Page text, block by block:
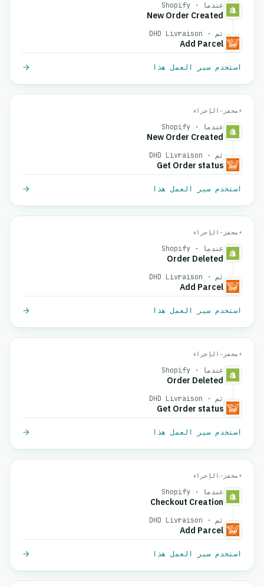
عندما · Shopify
New Order Created
ثم · DHD Livraison
Add Parcel
استخدم سير العمل هذا
⚡ محفز →الإجراء
عندما · Shopify
New Order Created
ثم · DHD Livraison
Get Order status
استخدم سير العمل هذا
⚡ محفز →الإجراء
عندما · Shopify
Order Deleted
ثم · DHD Livraison
Add Parcel
استخدم سير العمل هذا
⚡ محفز →الإجراء
عندما · Shopify
Order Deleted
ثم · DHD Livraison
Get Order status
استخدم سير العمل هذا
⚡ محفز →الإجراء
عندما · Shopify
Checkout Creation
ثم · DHD Livraison
Add Parcel
استخدم سير العمل هذا